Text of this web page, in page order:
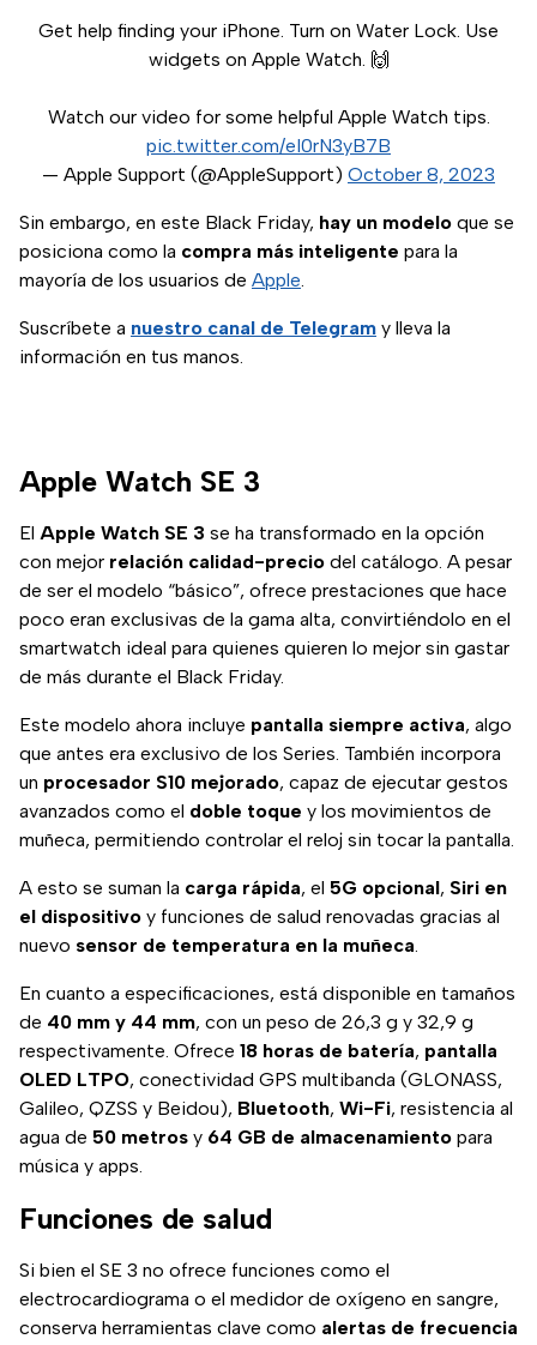
Get help finding your iPhone. Turn on Water Lock. Use
widgets on Apple Watch. 🙌
Watch our video for some helpful Apple Watch tips.
pic.twitter.com/eI0rN3yB7B
— Apple Support (@AppleSupport) October 8, 2023
Sin embargo, en este Black Friday, hay un modelo que se
posiciona como la compra más inteligente para la
mayoría de los usuarios de Apple.
Suscríbete a nuestro canal de Telegram y lleva la
información en tus manos.
Apple Watch SE 3
El Apple Watch SE 3 se ha transformado en la opción
con mejor relación calidad-precio del catálogo. A pesar
de ser el modelo “básico”, ofrece prestaciones que hace
poco eran exclusivas de la gama alta, convirtiéndolo en el
smartwatch ideal para quienes quieren lo mejor sin gastar
de más durante el Black Friday.
Este modelo ahora incluye pantalla siempre activa, algo
que antes era exclusivo de los Series. También incorpora
un procesador S10 mejorado, capaz de ejecutar gestos
avanzados como el doble toque y los movimientos de
muñeca, permitiendo controlar el reloj sin tocar la pantalla.
A esto se suman la carga rápida, el 5G opcional, Siri en
el dispositivo y funciones de salud renovadas gracias al
nuevo sensor de temperatura en la muñeca.
En cuanto a especificaciones, está disponible en tamaños
de 40 mm y 44 mm, con un peso de 26,3 g y 32,9 g
respectivamente. Ofrece 18 horas de batería, pantalla
OLED LTPO, conectividad GPS multibanda (GLONASS,
Galileo, QZSS y Beidou), Bluetooth, Wi-Fi, resistencia al
agua de 50 metros y 64 GB de almacenamiento para
música y apps.
Funciones de salud
Si bien el SE 3 no ofrece funciones como el
electrocardiograma o el medidor de oxígeno en sangre,
conserva herramientas clave como alertas de frecuencia